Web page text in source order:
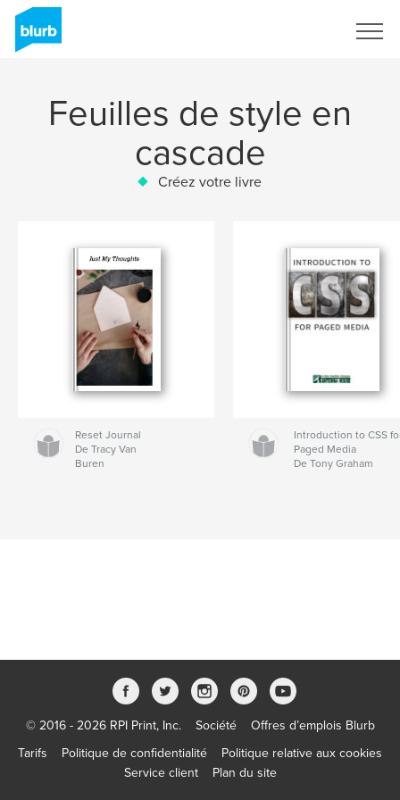
Feuilles de style en
cascade
Créez votre livre
Reset Journal
De Tracy Van
Buren
Introduction to CSS
Paged Media
De Tony Graham
© 2016 - 2026 RPI Print, Inc. Société
Offres d’emplois Blurb
Tarifs
Politique de confidentialité
Politique relative aux cookies
Service client
Plan du site